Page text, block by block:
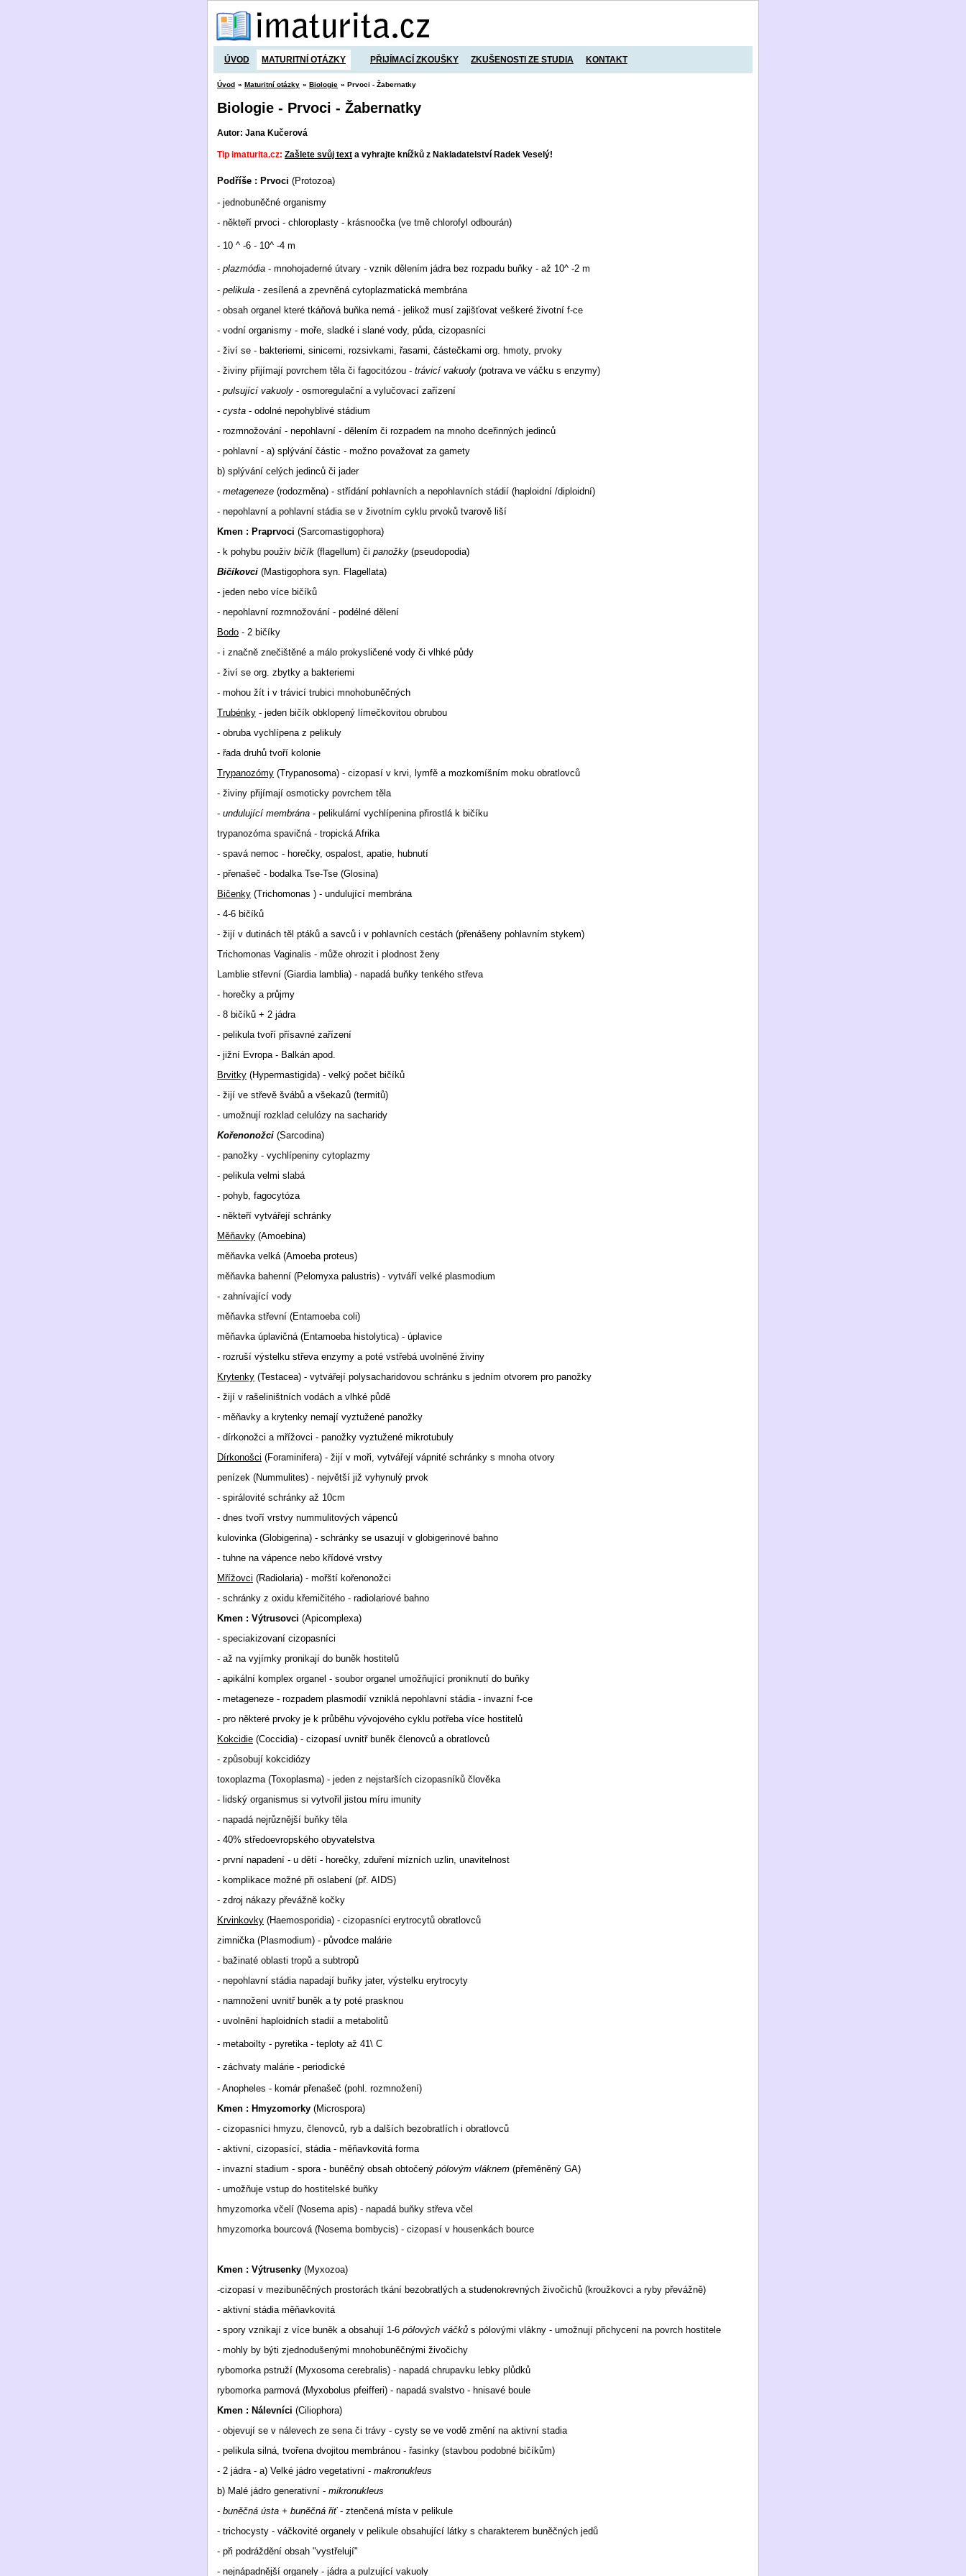
ÚVOD MATURITNÍ OTÁZKY PŘIJÍMACÍ ZKOUŠKY ZKUŠENOSTI ZE STUDIA KONTAKT
Úvod » Maturitní otázky » Biologie » Prvoci - Žabernatky
Biologie - Prvoci - Žabernatky
Autor: Jana Kučerová
Tip imaturita.cz: Zašlete svůj text a vyhrajte knížků z Nakladatelství Radek Veselý!
Podříše : Prvoci (Protozoa)
- jednobuněčné organismy
- někteří prvoci - chloroplasty - krásnoočka (ve tmě chlorofyl odbourán)
- 10 ^ -6 - 10^ -4 m
- plazmódia - mnohojaderné útvary - vznik dělením jádra bez rozpadu buňky - až 10^ -2 m
- pelikula - zesílená a zpevněná cytoplazmatická membrána
- obsah organel které tkáňová buňka nemá - jelikož musí zajišťovat veškeré životní f-ce
- vodní organismy - moře, sladké i slané vody, půda, cizopasníci
- živí se - bakteriemi, sinicemi, rozsivkami, řasami, částečkami org. hmoty, prvoky
- živiny přijímají povrchem těla či fagocitózou - trávicí vakuoly (potrava ve váčku s enzymy)
- pulsující vakuoly - osmoregulační a vylučovací zařízení
- cysta - odolné nepohyblivé stádium
- rozmnožování - nepohlavní - dělením či rozpadem na mnoho dceřinných jedinců
- pohlavní - a) splývání částic - možno považovat za gamety
b) splývání celých jedinců či jader
- metageneze (rodozměna) - střídání pohlavních a nepohlavních stádií (haploidní /diploidní)
- nepohlavní a pohlavní stádia se v životním cyklu prvoků tvarově liší
Kmen : Praprvoci (Sarcomastigophora)
- k pohybu použiv bičík (flagellum) či panožky (pseudopodia)
Bičíkovci (Mastigophora syn. Flagellata)
- jeden nebo více bičíků
- nepohlavní rozmnožování - podélné dělení
Bodo - 2 bičíky
- i značně znečištěné a málo prokysličené vody či vlhké půdy
- živí se org. zbytky a bakteriemi
- mohou žít i v trávicí trubici mnohobuněčných
Trubénky - jeden bičík obklopený límečkovitou obrubou
- obruba vychlípena z pelikuly
- řada druhů tvoří kolonie
Trypanozómy (Trypanosoma) - cizopasí v krvi, lymfě a mozkomíšním moku obratlovců
- živiny přijímají osmoticky povrchem těla
- undulující membrána - pelikulární vychlípenina přirostlá k bičíku
trypanozóma spavičná - tropická Afrika
- spavá nemoc - horečky, ospalost, apatie, hubnutí
- přenašeč - bodalka Tse-Tse (Glosina)
Bičenky (Trichomonas ) - undulující membrána
- 4-6 bičíků
- žijí v dutinách těl ptáků a savců i v pohlavních cestách (přenášeny pohlavním stykem)
Trichomonas Vaginalis - může ohrozit i plodnost ženy
Lamblie střevní (Giardia lamblia) - napadá buňky tenkého střeva
- horečky a průjmy
- 8 bičíků + 2 jádra
- pelikula tvoří přísavné zařízení
- jižní Evropa - Balkán apod.
Brvitky (Hypermastigida) - velký počet bičíků
- žijí ve střevě švábů a všekazů (termitů)
- umožnují rozklad celulózy na sacharidy
Kořenonožci (Sarcodina)
- panožky - vychlípeniny cytoplazmy
- pelikula velmi slabá
- pohyb, fagocytóza
- někteří vytvářejí schránky
Měňavky (Amoebina)
měňavka velká (Amoeba proteus)
měňavka bahenní (Pelomyxa palustris) - vytváří velké plasmodium
- zahnívající vody
měňavka střevní (Entamoeba coli)
měňavka úplavičná (Entamoeba histolytica) - úplavice
- rozruší výstelku střeva enzymy a poté vstřebá uvolněné živiny
Krytenky (Testacea) - vytvářejí polysacharidovou schránku s jedním otvorem pro panožky
- žijí v rašeliništních vodách a vlhké půdě
- měňavky a krytenky nemají vyztužené panožky
- dírkonožci a mřížovci - panožky vyztužené mikrotubuly
Dírkonošci (Foraminifera) - žijí v moři, vytvářejí vápnité schránky s mnoha otvory
penízek (Nummulites) - největší již vyhynulý prvok
- spirálovité schránky až 10cm
- dnes tvoří vrstvy nummulitových vápenců
kulovinka (Globigerina) - schránky se usazují v globigerinové bahno
- tuhne na vápence nebo křídové vrstvy
Mřížovci (Radiolaria) - mořští kořenonožci
- schránky z oxidu křemičitého - radiolariové bahno
Kmen : Výtrusovci (Apicomplexa)
- speciakizovaní cizopasníci
- až na vyjímky pronikají do buněk hostitelů
- apikální komplex organel - soubor organel umožňující proniknutí do buňky
- metageneze - rozpadem plasmodií vzniklá nepohlavní stádia - invazní f-ce
- pro některé prvoky je k průběhu vývojového cyklu potřeba více hostitelů
Kokcidie (Coccidia) - cizopasí uvnitř buněk členovců a obratlovců
- způsobují kokcidiózy
toxoplazma (Toxoplasma) - jeden z nejstarších cizopasníků člověka
- lidský organismus si vytvořil jistou míru imunity
- napadá nejrůznější buňky těla
- 40% středoevropského obyvatelstva
- první napadení - u dětí - horečky, zduření mízních uzlin, unavitelnost
- komplikace možné při oslabení (př. AIDS)
- zdroj nákazy převážně kočky
Krvinkovky (Haemosporidia) - cizopasníci erytrocytů obratlovců
zimnička (Plasmodium) - původce malárie
- bažinaté oblasti tropů a subtropů
- nepohlavní stádia napadají buňky jater, výstelku erytrocyty
- namnožení uvnitř buněk a ty poté prasknou
- uvolnění haploidních stadií a metabolitů
- metaboilty - pyretika - teploty až 41 \ C
- záchvaty malárie - periodické
- Anopheles - komár přenašeč (pohl. rozmnožení)
Kmen : Hmyzomorky (Microspora)
- cizopasníci hmyzu, členovců, ryb a dalších bezobratlích i obratlovců
- aktivní, cizopasící, stádia - měňavkovitá forma
- invazní stadium - spora - buněčný obsah obtočený pólovým vláknem (přeměněný GA)
- umožňuje vstup do hostitelské buňky
hmyzomorka včelí (Nosema apis) - napadá buňky střeva včel
hmyzomorka bourcová (Nosema bombycis) - cizopasí v housenkách bource
Kmen : Výtrusenky (Myxozoa)
-cizopasí v mezibuněčných prostorách tkání bezobratlých a studenokrevných živočichů (kroužkovci a ryby převážně)
- aktivní stádia měňavkovitá
- spory vznikají z více buněk a obsahují 1-6 pólových váčků s pólovými vlákny - umožnují přichycení na povrch hostitele
- mohly by býti zjednodušenými mnohobuněčnými živočichy
rybomorka pstruží (Myxosoma cerebralis) - napadá chrupavku lebky plůdků
rybomorka parmová (Myxobolus pfeifferi) - napadá svalstvo - hnisavé boule
Kmen : Nálevníci (Ciliophora)
- objevují se v nálevech ze sena či trávy - cysty se ve vodě změní na aktivní stadia
- pelikula silná, tvořena dvojitou membránou - řasinky (stavbou podobné bičíkům)
- 2 jádra - a) Velké jádro vegetativní - makronukleus
b) Malé jádro generativní - mikronukleus
- buněčná ústa + buněčná řiť - ztenčená místa v pelikule
- trichocysty - váčkovité organely v pelikule obsahující látky s charakterem buněčných jedů
- při podráždění obsah "vystřelují"
- nejnápadnější organely - jádra a pulzující vakuoly